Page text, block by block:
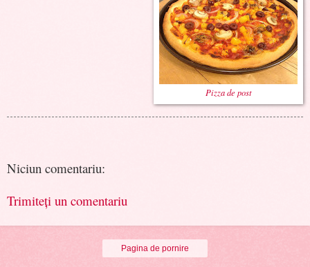
Pizza de post
Niciun comentariu:
Trimiteți un comentariu
Pagina de pornire